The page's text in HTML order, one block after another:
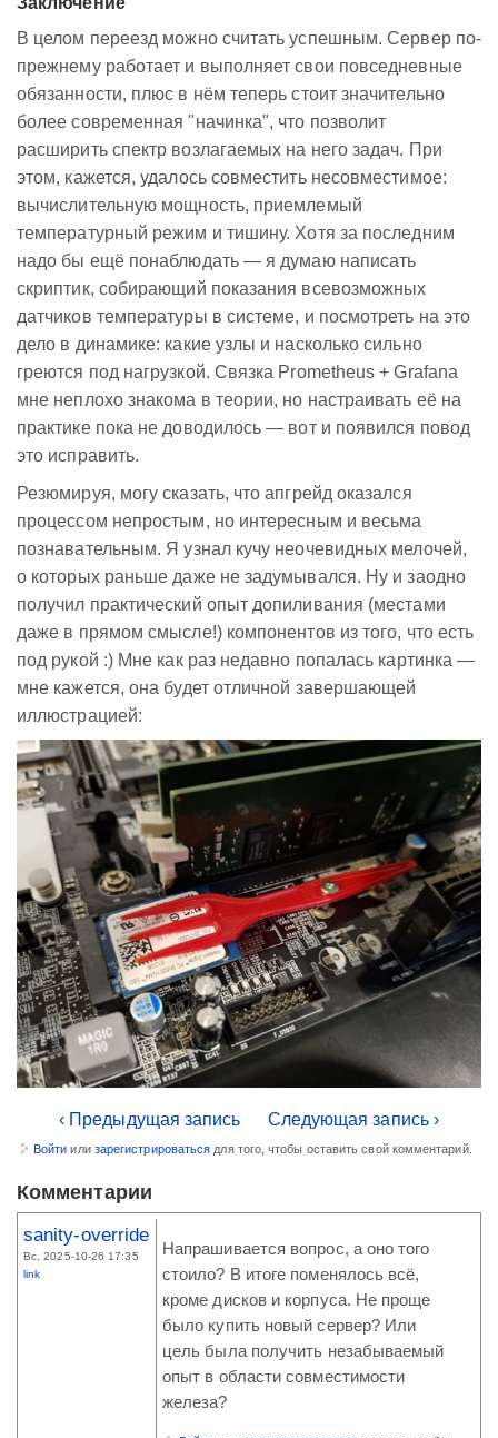
В целом переезд можно считать успешным. Сервер по-
прежнему работает и выполняет свои повседневные
обязанности, плюс в нём теперь стоит значительно
более современная "начинка", что позволит
расширить спектр возлагаемых на него задач. При
этом, кажется, удалось совместить несовместимое:
вычислительную мощность, приемлемый
температурный режим и тишину. Хотя за последним
надо бы ещё понаблюдать — я думаю написать
скриптик, собирающий показания всевозможных
датчиков температуры в системе, и посмотреть на это
дело в динамике: какие узлы и насколько сильно
греются под нагрузкой. Связка Prometheus + Grafana
мне неплохо знакома в теории, но настраивать её на
практике пока не доводилось — вот и появился повод
это исправить.
Резюмируя, могу сказать, что апгрейд оказался
процессом непростым, но интересным и весьма
познавательным. Я узнал кучу неочевидных мелочей,
о которых раньше даже не задумывался. Ну и заодно
получил практический опыт допиливания (местами
даже в прямом смысле!) компонентов из того, что есть
под рукой :) Мне как раз недавно попалась картинка —
мне кажется, она будет отличной завершающей
иллюстрацией:
‹ Предыдущая запись Следующая запись ›
Войти или зарегистрироваться для того, чтобы оставить свой комментарий.
Комментарии
sanity-override
Вс, 2025-10-26 17:35
link
Напрашивается вопрос, а оно того
стоило? В итоге поменялось всё,
кроме дисков и корпуса. Не проще
было купить новый сервер? Или
цель была получить незабываемый
опыт в области совместимости
железа?